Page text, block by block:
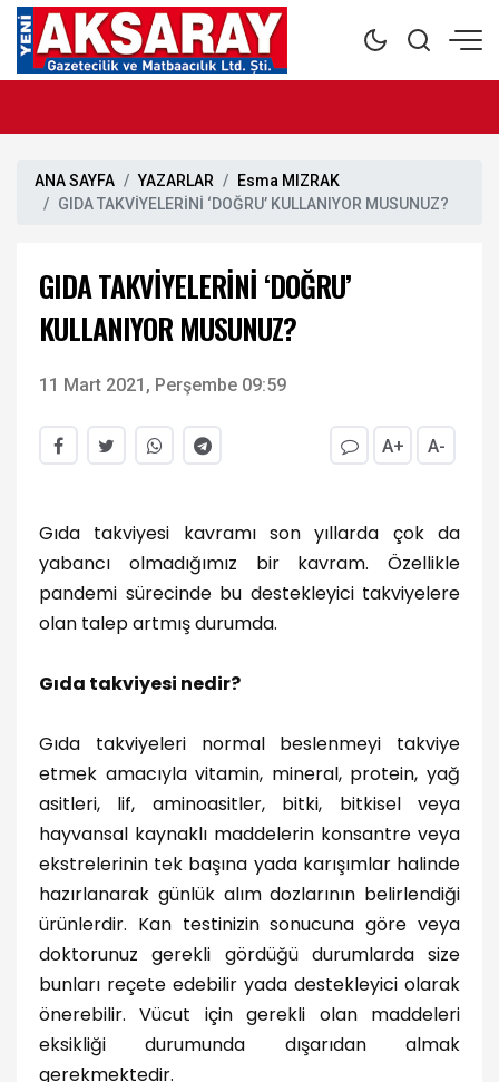
ANA SAYFA YAZARLAR
Esma MIZRAK
GIDA TAKVİYELERİNİ ‘DOĞRU’ KULLANIYOR MUSUNUZ?
GIDA TAKVİYELERİNİ ‘DOĞRU’
KULLANIYOR MUSUNUZ?
11 Mart 2021, Perşembe 09:59
A+ A-
Gıda takviyesi kavramı son yıllarda çok da
yabancı olmadığımız bir kavram. Özellikle
pandemi sürecinde bu destekleyici takviyelere
olan talep artmış durumda.
Gıda takviyesi nedir?
Gıda takviyeleri normal beslenmeyi takviye
etmek amacıyla vitamin, mineral, protein, yağ
asitleri, lif, aminoasitler, bitki, bitkisel veya
hayvansal kaynaklı maddelerin konsantre veya
ekstrelerinin tek başına yada karışımlar halinde
hazırlanarak günlük alım dozlarının belirlendiği
ürünlerdir. Kan testinizin sonucuna göre veya
doktorunuz gerekli gördüğü durumlarda size
bunları reçete edebilir yada destekleyici olarak
önerebilir. Vücut için gerekli olan maddeleri
eksikliği durumunda dışarıdan almak
gerekmektedir.